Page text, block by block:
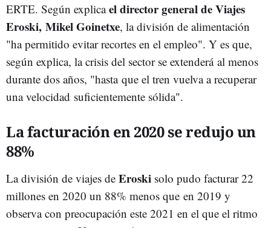
ERTE. Según explicael director general de Viajes
Eroski, Mikel Goinetxe, la división de alimentación
"ha permitido evitar recortes en el empleo". Y es que,
según explica, la crisis del sector se extenderá al menos
durante dos años, "hasta que el tren vuelva a recuperar
una velocidad suficientemente sólida".
La facturación en 2020 se redujo un
88%
La división de viajes de Eroski solo pudo facturar 22
millones en 2020 un 88% menos que en 2019 y
observa con preocupación este 2021 en el que el ritmo